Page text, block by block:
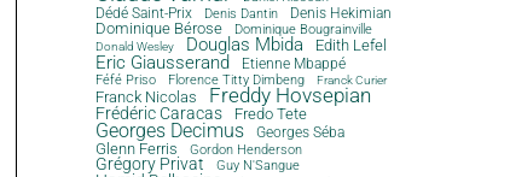
Dédé Saint-Prix Denis Dantin Denis Hekimian
Dominique Bérose Dominique Bougrainville
Donald Wesley Douglas Mbida Edith Lefel
Eric Giausserand Etienne Mbappé
Féfé Priso Florence Titty Dimbeng Franck Curier
Franck Nicolas Freddy Hovsepian
Frédéric Caracas Fredo Tete
Georges Decimus Georges Séba
Glenn Ferris Gordon Henderson
Grégory Privat Guy N'Sangue